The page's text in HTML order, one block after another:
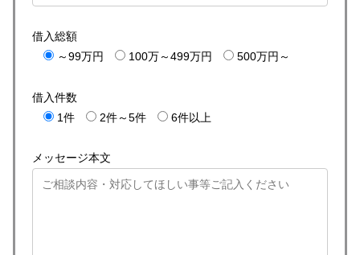
借入総額
～99万円
100万～499万円 500万円～
借入件数
1件
2件～5件 6件以上
メッセージ本文